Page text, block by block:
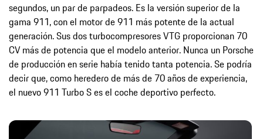
segundos, un par de parpadeos. Es la versión superior de la
gama 911, con el motor de 911 más potente de la actual
generación. Sus dos turbocompresores VTG proporcionan 70
CV más de potencia que el modelo anterior. Nunca un Porsche
de producción en serie había tenido tanta potencia. Se podría
decir que, como heredero de más de 70 años de experiencia,
el nuevo 911 Turbo S es el coche deportivo perfecto.